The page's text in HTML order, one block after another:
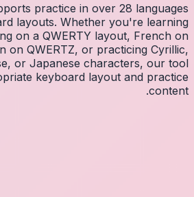
Our
with